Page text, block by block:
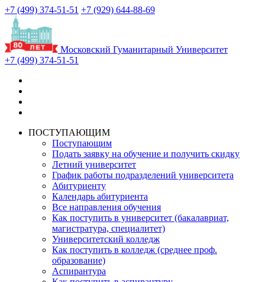
+7 (499) 374-51-51 +7 (929) 644-88-69
Московский Гуманитарный Университет
+7 (499) 374-51-51
ПОСТУПАЮЩИМ
Поступающим
Подать заявку на обучение и получить скидку
Летний университет
График работы подразделений университета
Абитуриенту
Календарь абитуриента
Все направления обучения
Как поступить в университет (бакалавриат,
магистратура, специалитет)
Университетский колледж
Как поступить в колледж (среднее проф.
образование)
Аспирантура